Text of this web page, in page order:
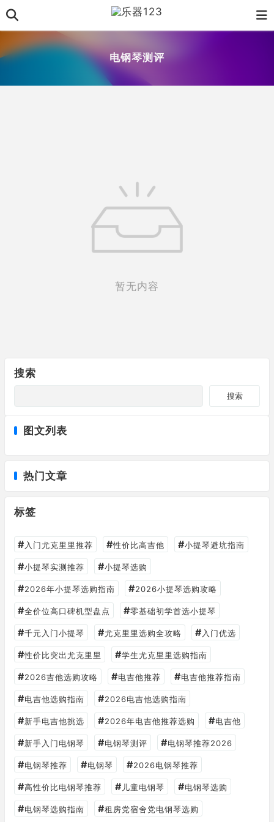
电钢琴测评
暂无内容
搜索
搜索
图文列表
热门文章
标签
# 入门尤克里里推荐 #性价比高吉他 #小提琴避坑指南
#小提琴实测推荐 #小提琴选购
#2026年小提琴选购指南 #2026小提琴选购攻略
#全价位高口碑机型盘点 #零基础初学首选小提琴
#千元入门小提琴 #尤克里里选购全攻略 # 入门优选
#性价比突出尤克里里 #学生尤克里里选购指南
#2026吉他选购攻略 #电吉他推荐 #电吉他推荐指南
#电吉他选购指南 #2026电吉他选购指南
#新手电吉他挑选 #2026年电吉他推荐选购 #电吉他
#新手入门电钢琴 #电钢琴测评 #电钢琴推荐2026
#电钢琴推荐 #电钢琴 #2026电钢琴推荐
#高性价比电钢琴推荐 # 儿童电钢琴 #电钢琴选购
#电钢琴选购指南 #租房党宿舍党电钢琴选购